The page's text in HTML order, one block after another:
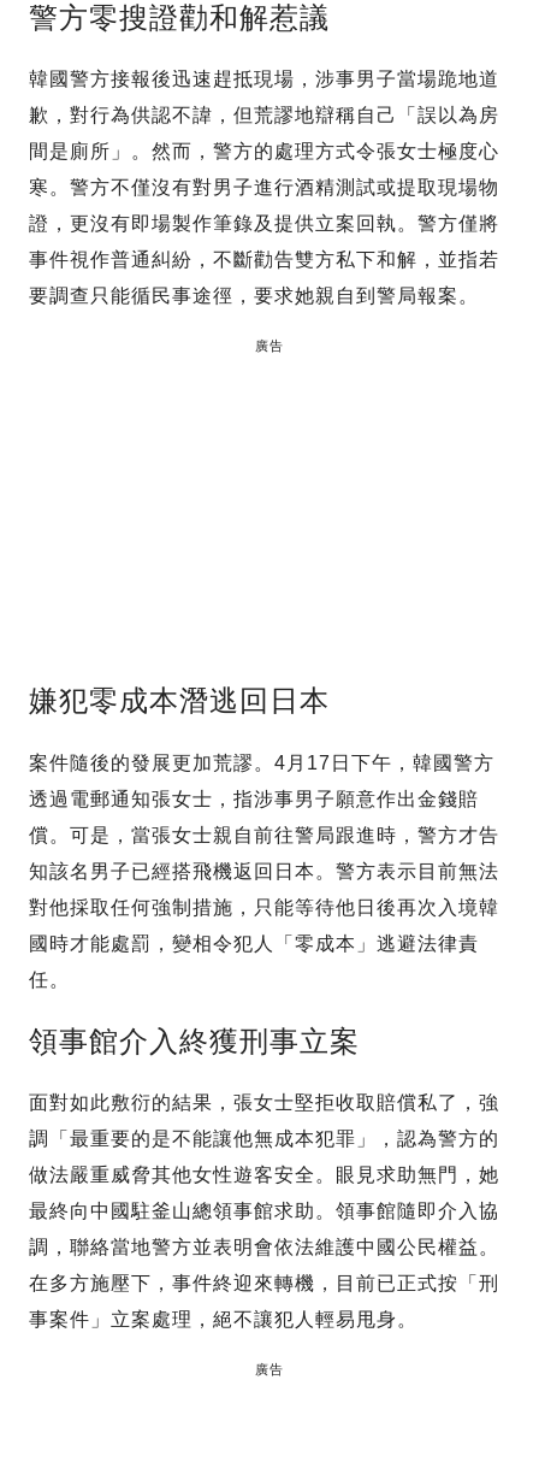
警方零搜證勸和解惹議
韓國警方接報後迅速趕抵現場，涉事男子當場跪地道
歉，對行為供認不諱，但荒謬地辯稱自己「誤以為房
間是廁所」。然而，警方的處理方式令張女士極度心
寒。警方不僅沒有對男子進行酒精測試或提取現場物
證，更沒有即場製作筆錄及提供立案回執。警方僅將
事件視作普通糾紛，不斷勸告雙方私下和解，並指若
要調查只能循民事途徑，要求她親自到警局報案。
廣告
嫌犯零成本潛逃回日本
案件隨後的發展更加荒謬。4月17日下午，韓國警方
透過電郵通知張女士，指涉事男子願意作出金錢賠
償。可是，當張女士親自前往警局跟進時，警方才告
知該名男子已經搭飛機返回日本。警方表示目前無法
對他採取任何強制措施，只能等待他日後再次入境韓
國時才能處罰，變相令犯人「零成本」逃避法律責
任。
領事館介入終獲刑事立案
面對如此敷衍的結果，張女士堅拒收取賠償私了，強
調「最重要的是不能讓他無成本犯罪」，認為警方的
做法嚴重威脅其他女性遊客安全。眼見求助無門，她
最終向中國駐釜山總領事館求助。領事館隨即介入協
調，聯絡當地警方並表明會依法維護中國公民權益。
在多方施壓下，事件終迎來轉機，目前已正式按「刑
事案件」立案處理，絕不讓犯人輕易甩身。
廣告